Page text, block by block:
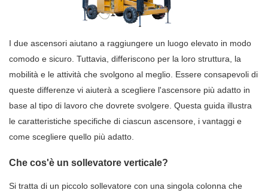
I due ascensori aiutano a raggiungere un luogo elevato in modo
comodo e sicuro. Tuttavia, differiscono per la loro struttura, la
mobilità e le attività che svolgono al meglio. Essere consapevoli di
queste differenze vi aiuterà a scegliere l'ascensore più adatto in
base al tipo di lavoro che dovrete svolgere. Questa guida illustra
le caratteristiche specifiche di ciascun ascensore, i vantaggi e
come scegliere quello più adatto.
Che cos'è un sollevatore verticale?
Si tratta di un piccolo sollevatore con una singola colonna che